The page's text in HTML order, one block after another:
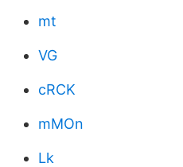
mt
VG
cRCK
mMOn
Lk